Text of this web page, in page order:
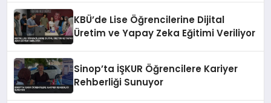
KBÜ’de Lise Öğrencilerine Dijital
Üretim ve Yapay Zeka Eğitimi Veriliyor
Sinop’ta İŞKUR Öğrencilere Kariyer
Rehberliği Sunuyor